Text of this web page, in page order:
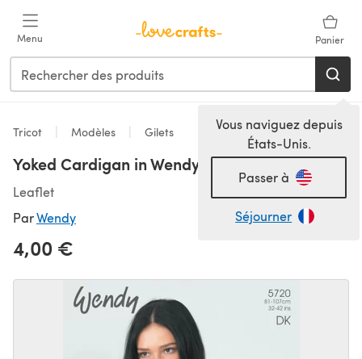
Menu Panier
Vous naviguez depuis
États-Unis.
Passer à
Séjourner
Tricot Modèles Gilets
Yoked Cardigan in Wendy Merino DK - 5720
Leaflet
ParWendy
4,00 €